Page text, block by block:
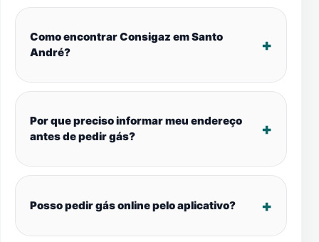
Como encontrar Consigaz em Santo
André?
Por que preciso informar meu endereço
antes de pedir gás?
Posso pedir gás online pelo aplicativo?